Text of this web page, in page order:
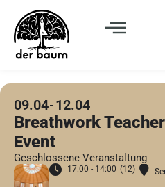
09.04 12.04
Breathwork
Event
Geschlossene Veranstaltung
17:00 - 14:00 (12)